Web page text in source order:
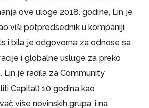
ove uloge 2018. godine, Lin je
viši potpredsednik u kompaniji
i bila je odgovorna za odnose sa
i globalne usluge za preko
Lin je radila za Community
Capital) 10 godina kao
više novinskih grupa, i na